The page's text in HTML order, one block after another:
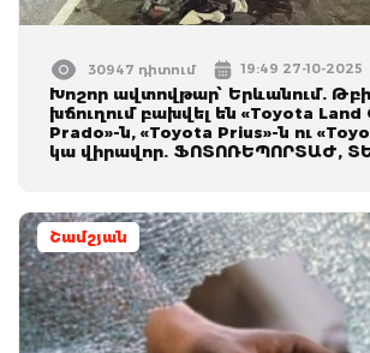
30947 դիտում 19:49 27-10-2025
Խոշոր ավտովթար՝ Երևանում.
խճուղում բախվել են «Toyota Land
Prado»-ն, «Toyota Prius»-ն ու
կա վիրավոր. ՖՈՏՈՌԵՊՈՐՏԱԺ,
Շամշյան